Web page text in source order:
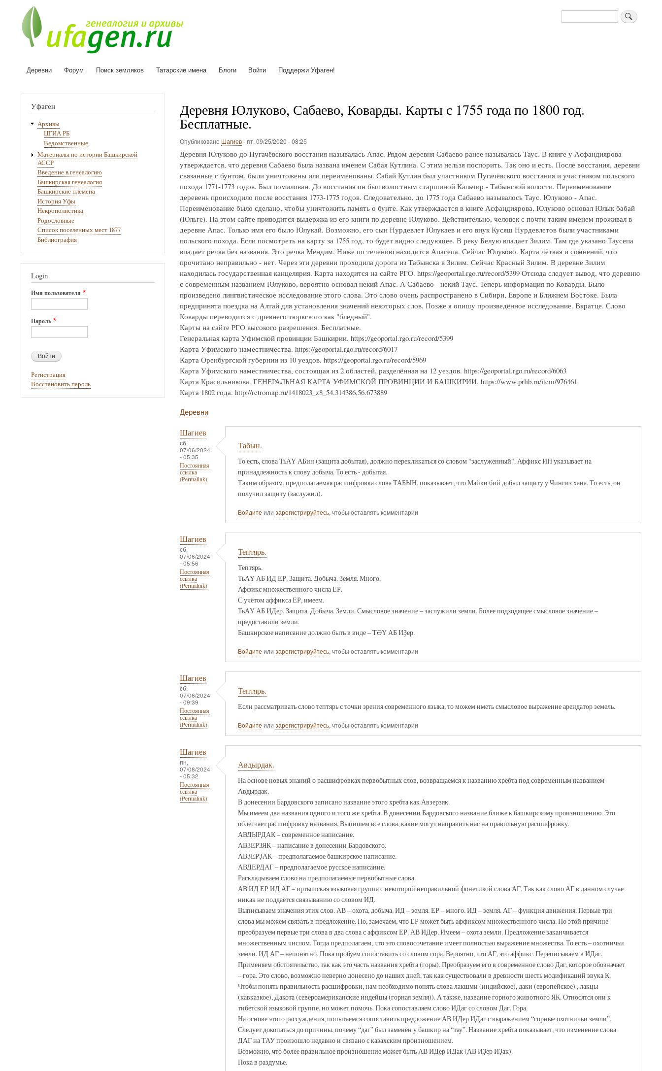
Поиск
Основная
Деревни Форум Поиск земляков Татарские имена Блоги Войти Поддержи Уфаген!
Деревня Юлуково, Сабаево, Коварды. Карты с 1755 года по 1800 год.
Бесплатные.
Опубликовано Шагиев-пт, 09/25/2020 - 08:25
Деревня Юлуково до Пугачёвского восстания называлась Апас. Рядом деревня Сабаево ранее называлась Таус. В книге у Асфандиярова
утверждается, что деревня Сабаево была названа именем Сабая Кутлина. С этим нельзя поспорить. Так оно и есть. После восстания, деревни
связанные с бунтом, были уничтожены или переименованы. Сабай Кутлин был участником Пугачёвского восстания и участником польского
похода 1771-1773 годов. Был помилован. До восстания он был волостным старшиной Кальчир - Табынской волости. Переименование
деревень происходило после восстания 1773-1775 годов. Следовательно, до 1775 года Сабаево называлось Таус. Юлуково - Апас.
Переименование было сделано, чтобы уничтожить память о бунте. Как утверждается в книге Асфандиярова, Юлуково основал Юлык бабай
(Юльге). На этом сайте приводится выдержка из его книги по деревне Юлуково. Действительно, человек с почти таким именем проживал в
деревне Апас. Только имя его было Юлукай. Возможно, его сын Нурдевлет Юлукаев и его внук Кусяш Нурдевлетов были участниками
польского похода. Если посмотреть на карту за 1755 год, то будет видно следующее. В реку Белую впадает Зилим. Там где указано Таусепа
впадает речка без названия. Это речка Мендим. Ниже по течению находится Апасепа. Сейчас Юлуково. Карта чёткая и сомнений, что
прочитано неправильно - нет. Через эти деревни проходила дорога из Табынска в Зилим. Сейчас Красный Зилим. В деревне Зилим
находилась государственная канцелярия. Карта находится на сайте РГО. https://geoportal.rgo.ru/record/5399 Отсюда следует вывод, что деревню
с современным названием Юлуково, вероятно основал некий Апас. А Сабаево - некий Таус. Теперь информация по Коварды. Было
произведено лингвистическое исследование этого слова. Это слово очень распространено в Сибири, Европе и Ближнем Востоке. Была
предпринята поездка на Алтай для установления значений некоторых слов. Позже я опишу произведённое исследование. Вкратце. Слово
Коварды переводится с древнего тюркского как "бледный".
Карты на сайте РГО высокого разрешения. Бесплатные.
Генеральная карта Уфимской провинции Башкирии. https://geoportal.rgo.ru/record/5399
Карта Уфимского наместничества. https://geoportal.rgo.ru/record/6017
Карта Оренбургской губернии из 10 уездов. https://geoportal.rgo.ru/record/5969
Карта Уфимского наместничества, состоящая из 2 областей, разделённая на 12 уездов. https://geoportal.rgo.ru/record/6063
Карта Красильникова. ГЕНЕРАЛЬНАЯ КАРТА УФИМСКОЙ ПРОВИНЦИИ И БАШКИРИИ. https://www.prlib.ru/item/976461
Карта 1802 года. http://retromap.ru/1418023_z8_54.314386,56.673889
Деревни
Шагиев
сб,
07/06/2024
- 05:35
Постоянная
ссылка
(Permalink)
Табын.
То есть, слова ТьАҮ АБин (защита добытая), должно перекликаться со словом "заслуженный". Аффикс ИН указывает на
принадлежность к слову добыча. То есть - добытая.
Таким образом, предполагаемая расшифровка слова ТАБЫН, показывает, что Майки бий добыл защиту у Чингиз хана. То есть, он
получил защиту (заслужил).
Войдите или зарегистрируйтесь, чтобы оставлять комментарии
Шагиев
сб,
07/06/2024
- 05:56
Постоянная
ссылка
(Permalink)
Тептярь.
Тептярь.
ТьАҮ АБ ИД ЕР. Защита. Добыча. Земля. Много.
Аффикс множественного числа ЕР.
С учётом аффикса ЕР, имеем.
ТьАҮ АБ ИДер. Защита. Добыча. Земли. Смысловое значение – заслужили земли. Более подходящее смысловое значение –
предоставили земли.
Башкирское написание должно быть в виде – ТӘҮ АБ ИҘер.
Войдите или зарегистрируйтесь, чтобы оставлять комментарии
Шагиев
сб,
07/06/2024
- 09:39
Постоянная
ссылка
(Permalink)
Тептярь.
Если рассматривать слово тептярь с точки зрения современного языка, то можем иметь смысловое выражение арендатор земель.
Войдите или зарегистрируйтесь, чтобы оставлять комментарии
Шагиев
пн,
07/08/2024
- 05:32
Постоянная
ссылка
(Permalink)
Авдырдак.
На основе новых знаний о расшифровках первобытных слов, возвращаемся к названию хребта под современным названием
Авдырдак.
В донесении Бардовского записано название этого хребта как Авзерзяк.
Мы имеем два названия одного и того же хребта. В донесении Бардовского название ближе к башкирскому произношению. Это
облегчает расшифровку названия. Выпишем все слова, какие могут направить нас на правильную расшифровку.
АВДЫРДАК – современное написание.
АВЗЕРЗЯК – написание в донесении Бардовского.
АВҘЕРҘАК – предполагаемое башкирское написание.
АВДЕРДАГ – предполагаемое русское написание.
Раскладываем слово на предполагаемые первобытные слова.
АВ ИД ЕР ИД АГ – иртышская языковая группа с некоторой неправильной фонетикой слова АГ. Так как слово АГ в данном случае
никак не поддаётся связыванию со словом ИД.
Выписываем значения этих слов. АВ – охота, добыча. ИД – земля. ЕР – много. ИД – земля. АГ – функция движения. Первые три
слова мы можем связать в предложение. Но, замечаем, что ЕР может быть аффиксом множественного числа. По этой причине
преобразуем первые три слова в два слова с аффиксом ЕР. АВ ИДер. Имеем – охота земли. Предложение заканчивается
множественным числом. Тогда предполагаем, что это словосочетание имеет полностью выражение множества. То есть – охотничьи
земли. ИД АГ – непонятно. Пока пробуем сопоставить со словом гора. Вероятно, что АГ, это аффикс. Переписываем в ИДаг.
Применяем обстоятельство, так как это часть названия хребта (горы). Преобразуем его в современное слово Даг, которое обозначает
– гора. Это слово, возможно неверно донесено до наших дней, так как существовали в древности шесть модификаций звука К.
Чтобы понять правильность расшифровки, нам необходимо понять слова лакшми (индийское), даки (европейское) , лакцы
(кавказкое), Дакота (североамериканские индейцы (горная земля)). А также, название горного животного ЯК. Относятся они к
тибетской языковой группе, но может помочь. Пока сопоставляем слово ИДаг со словом Даг. Гора.
На основе этого рассуждения, попытаемся сопоставить предложение АВ ИДер ИДаг с выражением “горные охотничьи земли”.
Следует докопаться до причины, почему “даг” был заменён у башкир на “тау”. Название хребта показывает, что изменение слова
ДАГ на ТАУ произошло недавно и связано с казахским произношением.
Возможно, что более правильное произношение может быть АВ ИДер ИДак (АВ ИҘер ИҘак).
Пока в раздумье.
Уфаген
Архивы
ЦГИА РБ
Ведомственные
Материалы по истории Башкирской
АССР
Введение в генеалогию
Башкирская генеалогия
Башкирские племена
История Уфы
Некрополистика
Родословные
Список поселенных мест 1877
Библиография
Login
Имя пользователя
Пароль
Регистрация
Восстановить пароль